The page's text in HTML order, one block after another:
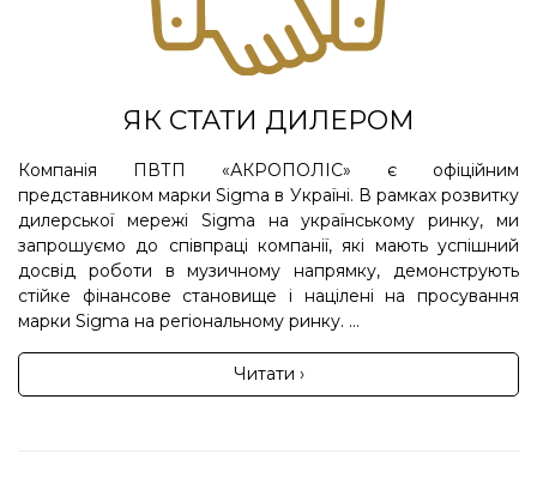
ЯК СТАТИ ДИЛЕРОМ
Компанія ПВТП «АКРОПОЛІС» є офіційним
представником марки Sigma в Україні. В рамках розвитку
дилерської мережі Sigma на українському ринку, ми
запрошуємо до співпраці компанії, які мають успішний
досвід роботи в музичному напрямку, демонструють
стійке фінансове становище і націлені на просування
марки Sigma на регіональному ринку. ...
Читати ›